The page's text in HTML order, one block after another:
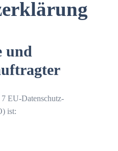
und
EU-Datenschutz-
ist: